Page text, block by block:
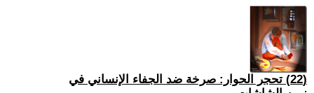
(22) تحجر الحوار: صرخة ضد الجفاء الإنساني في